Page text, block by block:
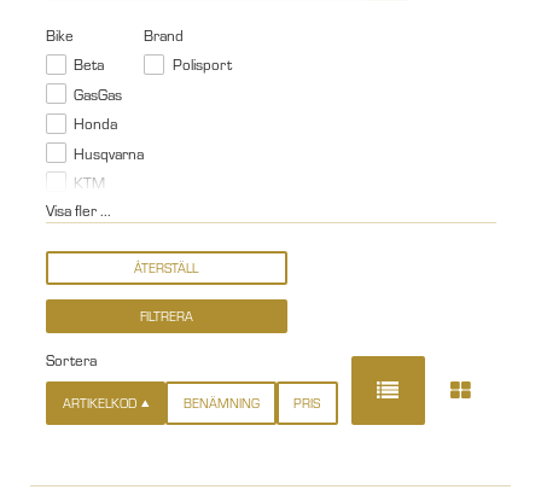
Bike
Beta
GasGas
Honda
Husqvarna
KTM
Visa fler ...
Brand
Polisport
Sortera
ARTIKELKOD BENÄMNING PRIS